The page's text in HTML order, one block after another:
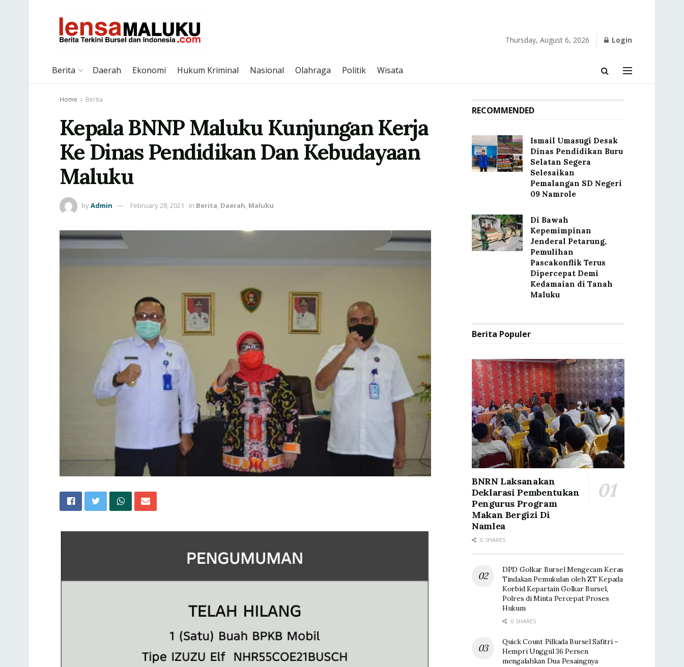
Thursday, August 6, 2026 Login
Berita Daerah Ekonomi Hukum Kriminal Nasional Olahraga Politik Wisata
Home Berita
Kepala BNNP Maluku Kunjungan Kerja
Ke Dinas Pendidikan Dan Kebudayaan
Maluku
byAdmin February 28, 2021 in Berita, Daerah, Maluku
RECOMMENDED
Ismail Umasugi Desak
Dinas Pendidikan Buru
Selatan Segera
Selesaikan
Pemalangan SD Negeri
09 Namrole
Di Bawah
Kepemimpinan
Jenderal Petarung,
Pemulihan
Pascakonflik Terus
Dipercepat Demi
Kedamaian di Tanah
Maluku
Berita Populer
BNRN Laksanakan
Deklarasi Pembentukan
Pengurus Program
Makan Bergizi Di
Namlea
0 SHARES
DPD Golkar Bursel Mengecam Keras
Tindakan Pemukulan oleh ZT Kepada
Korbid Kepartain Golkar Bursel,
Polres di Minta Percepat Proses
Hukum
0 SHARES
Quick Count Pilkada Bursel Safitri –
Hempri Unggul 36 Persen
mengalahkan Dua Pesaingnya